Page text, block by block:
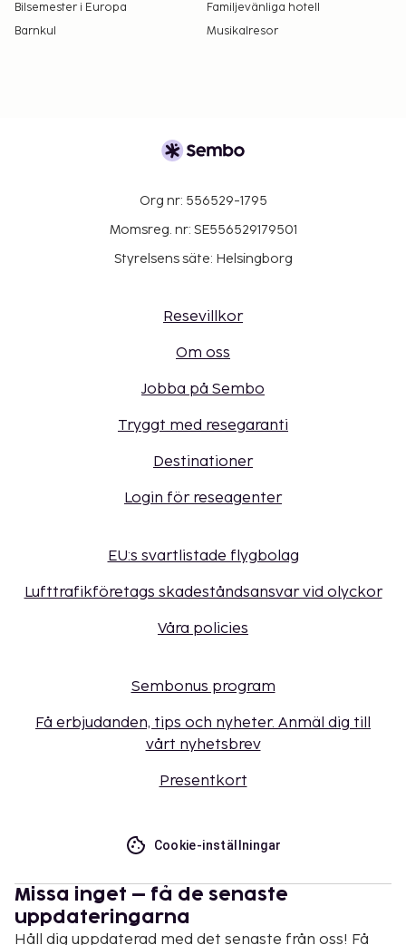
Bilsemester i Europa
Familjevänliga hotell
Barnkul
Musikalresor
Org nr: 556529-1795
Momsreg. nr: SE556529179501
Styrelsens säte: Helsingborg
Resevillkor
Om oss
Jobba på Sembo
Tryggt med resegaranti
Destinationer
Login för reseagenter
EU:s svartlistade flygbolag
Lufttrafikföretags skadeståndsansvar vid olyckor
Våra policies
Sembonus program
Få erbjudanden, tips och nyheter. Anmäl dig till
vårt nyhetsbrev
Presentkort
Cookie-inställningar
Missa inget – få de senaste
uppdateringarna
Håll dig uppdaterad med det senaste från oss! Få